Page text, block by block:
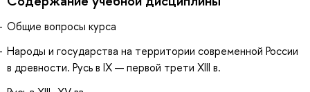
Общие вопросы курса
Народы и государства на территории современной России
в древности. Русь в IX — первой трети XIII в.